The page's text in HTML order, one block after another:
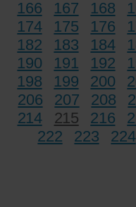
166
167 168
174
175 176
182
183 184
190
191 192
198
199 200
206
207 208
214
215 216
222
223 224